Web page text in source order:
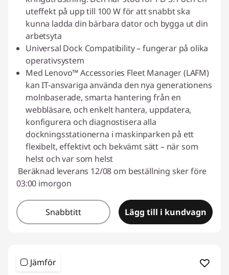
uteffekt på upp till 100 W för att snabbt ska
kunna ladda din bärbara dator och bygga ut din
arbetsyta
Universal Dock Compatibility – fungerar på olika
operativsystem
Med Lenovo™ Accessories Fleet Manager (LAFM)
kan IT-ansvariga använda den nya generationens
molnbaserade, smarta hantering från en
webbläsare, och enkelt hantera, uppdatera,
konfigurera och diagnostisera alla
dockningsstationerna i maskinparken på ett
flexibelt, effektivt och bekvämt sätt – när som
helst och var som helst
Beräknad leverans 12/08 om beställning sker före
03:00 imorgon
Snabbtitt Lägg till i kundvagn
Jämför